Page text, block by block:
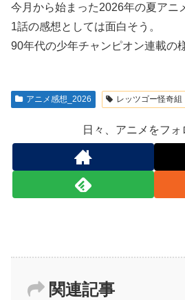
今月から始まった2026年の夏アニ
1話の感想としては面白そう。
90年代の少年チャンピオン連載の
アニメ感想_2026 レッツゴー怪奇組
日々、アニメをフォ
関連記事